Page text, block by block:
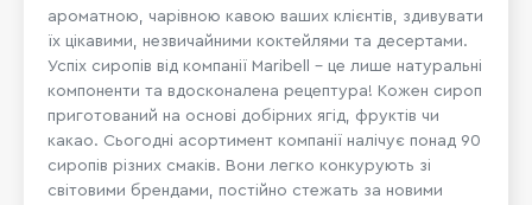
ароматною, чарівною кавою ваших клієнтів, здивувати
їх цікавими, незвичайними коктейлями та десертами.
Успіх сиропів від компанії Maribell – це лише натуральні
компоненти та вдосконалена рецептура! Кожен сироп
приготований на основі добірних ягід, фруктів чи
какао. Сьогодні асортимент компанії налічує понад 90
сиропів різних смаків. Вони легко конкурують зі
світовими брендами, постійно стежать за новими